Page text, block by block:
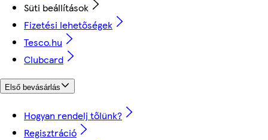
Süti beállítások
Fizetési lehetőségek
Tesco.hu
Clubcard
Első bevásárlás
Hogyan rendelj tőlünk?
Regisztráció